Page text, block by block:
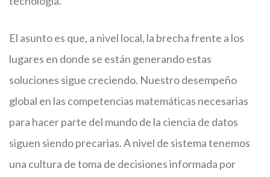
El asunto es que, a nivel local, la brecha frente a los
lugares en donde se están generando estas
soluciones sigue creciendo. Nuestro desempeño
global en las competencias matemáticas necesarias
para hacer parte del mundo de la ciencia de datos
siguen siendo precarias. A nivel de sistema tenemos
una cultura de toma de decisiones informada por